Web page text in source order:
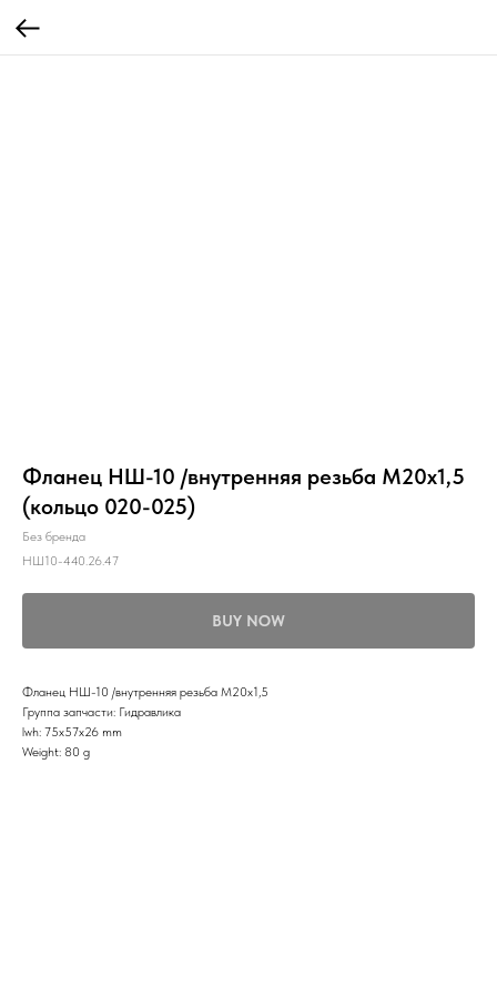
Фланец НШ-10 /внутренняя резьба М20х1,5
(кольцо 020-025)
Без бренда
НШ10-440.26.47
BUY NOW
Фланец НШ-10 /внутренняя резьба М20х1,5
Группа запчасти: Гидравлика
lwh: 75x57x26 mm
Weight: 80 g